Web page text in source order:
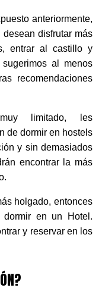
anteriormente,
disfrutar más
entrar al castillo y
al menos
recomendaciones
limitado, les
de dormir en hostels
y sin demasiados
encontrar la más
holgado, entonces
en un Hotel.
y reservar en los